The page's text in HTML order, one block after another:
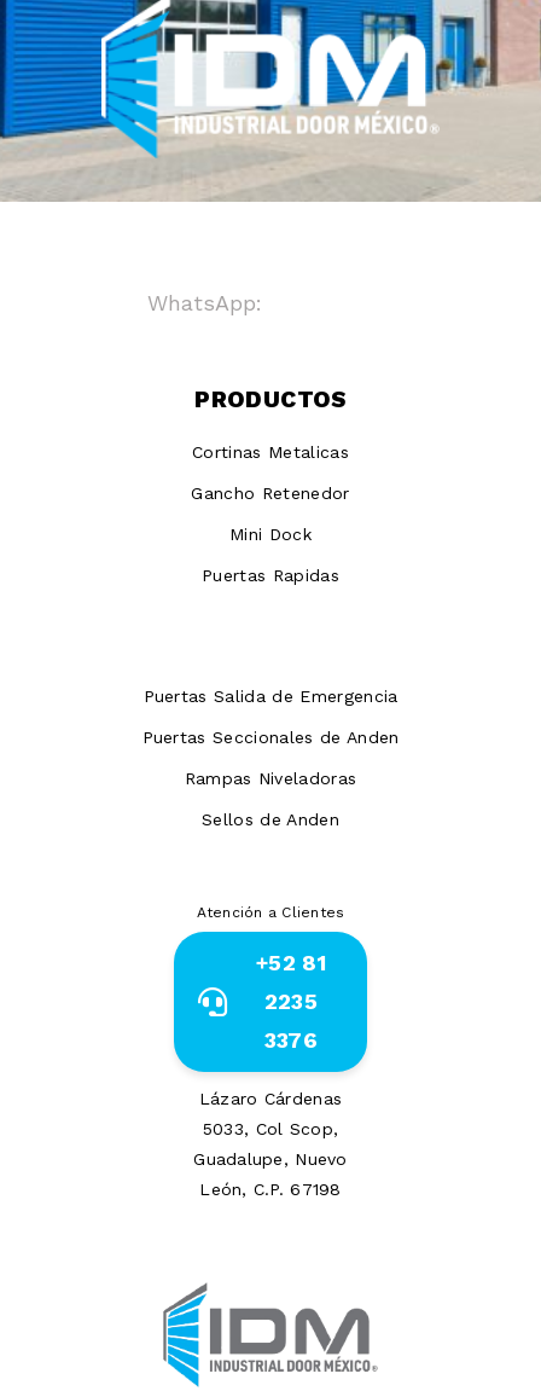
WhatsApp:
PRODUCTOS
Cortinas Metalicas
Gancho Retenedor
Mini Dock
Puertas Rapidas
Puertas Salida de Emergencia
Puertas Seccionales de Anden
Rampas Niveladoras
Sellos de Anden
Atención a Clientes
+52 81
2235
3376
Lázaro Cárdenas
5033, Col Scop,
Guadalupe, Nuevo
León, C.P. 67198